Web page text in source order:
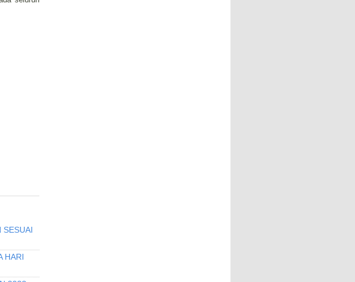
SESUAI
HARI